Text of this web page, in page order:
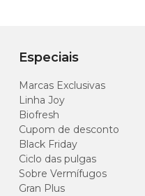
pequena quantidade da
a nova areia sem maiores
Especiais
Marcas Exclusivas
Linha Joy
Biofresh
Cupom de desconto
Black Friday
Ciclo das pulgas
Sobre Vermífugos
Gran Plus